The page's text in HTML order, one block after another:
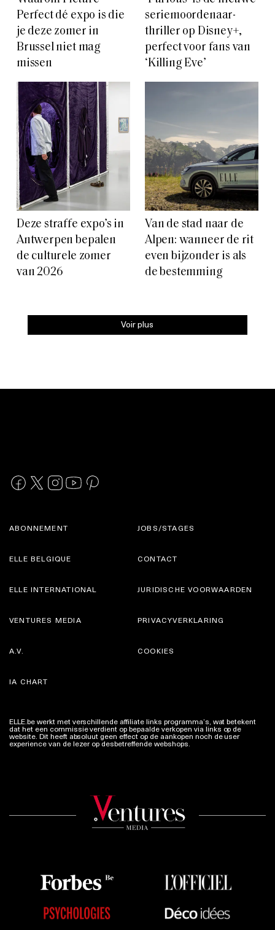
Perfect dé expo is die
je deze zomer in
Brussel niet mag
missen
seriemoordenaar-
thriller op Disney+,
perfect voor fans van
‘Killing Eve’
Deze straffe expo’s in
Antwerpen bepalen
de culturele zomer
van 2026
Van de stad naar de
Alpen: wanneer de rit
even bijzonder is als
de bestemming
Voir plus
ABONNEMENT
ELLE BELGIQUE
JOBS/STAGES
CONTACT
ELLE INTERNATIONAL
VENTURES MEDIA
JURIDISCHE VOORWAARDEN
PRIVACYVERKLARING
A.V.
IA CHART
COOKIES
ELLE.be werkt met verschillende affiliate links programma’s, wat betekent
dat het een commissie verdient op bepaalde verkopen via links op de
website. Dit heeft absoluut geen effect op de aankopen noch de user
experience van de lezer op desbetreffende webshops.